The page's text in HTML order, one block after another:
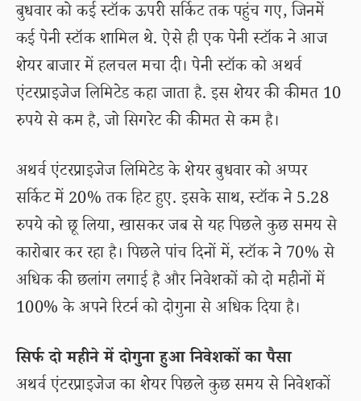
बुधवार को कई स्टॉक ऊपरी सर्किट तक पहुंच गए, जिनमें
कई पेनी स्टॉक शामिल थे. ऐसे ही एक पेनी स्टॉक ने आज
शेयर बाजार में हलचल मचा दी। पेनी स्टॉक को अथर्व
एंटरप्राइजेज लिमिटेड कहा जाता है. इस शेयर की कीमत 10
रुपये से कम है, जो सिगरेट की कीमत से कम है।
अथर्व एंटरप्राइजेज लिमिटेड के शेयर बुधवार को अप्पर
सर्किट में 20% तक हिट हुए. इसके साथ, स्टॉक ने 5.28
रुपये को छू लिया, खासकर जब से यह पिछले कुछ समय से
कारोबार कर रहा है। पिछले पांच दिनों में, स्टॉक ने 70% से
अधिक की छलांग लगाई है और निवेशकों को दो महीनों में
100% के अपने रिटर्न को दोगुना से अधिक दिया है।
सिर्फ दो महीने में दोगुना हुआ निवेशकों का पैसा
अथर्व एंटरप्राइजेज का शेयर पिछले कुछ समय से निवेशकों